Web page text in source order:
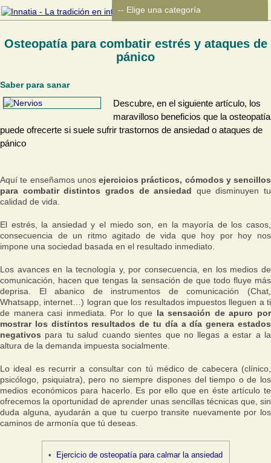
Osteopatía para combatir estrés y ataques de
pánico
Saber para sanar
Descubre, en el siguiente artículo, los
maravilloso beneficios que la osteopatía
puede ofrecerte si suele sufrir trastornos de ansiedad o ataques de
pánico
Aquí te enseñamos unos ejercicios prácticos, cómodos y sencillos
para combatir distintos grados de ansiedad que disminuyen tu
calidad de vida.
El estrés, la ansiedad y el miedo son, en la mayoría de los casos,
consecuencia de un ritmo agitado de vida que hoy por hoy nos
impone una sociedad basada en el resultado inmediato.
Los avances en la tecnología y, por consecuencia, en los medios de
comunicación, hacen que tengas la sensación de que todo fluye más
deprisa. El abanico de instrumentos de comunicación (Chat,
Whatsapp, internet…) logran que los resultados impuestos lleguen a ti
de manera casi inmediata. Por lo que la sensación de apuro por
mostrar los distintos resultados de tu día a día genera estados
negativos para tu salud cuando sientes que no llegas a estar a la
altura de la demanda impuesta socialmente.
Lo ideal es recurrir a consultar con tú médico de cabecera (clínico,
psicólogo, psiquiatra), pero no siempre dispones del tiempo o de los
medios económicos para hacerlo. Es por ello que en éste artículo te
ofrecemos la oportunidad de aprender unas sencillas técnicas que, sin
duda alguna, ayudarán a que tu cuerpo transite nuevamente por los
caminos de armonía que tú deseas.
Ejercicio de osteopatía para calmar la ansiedad